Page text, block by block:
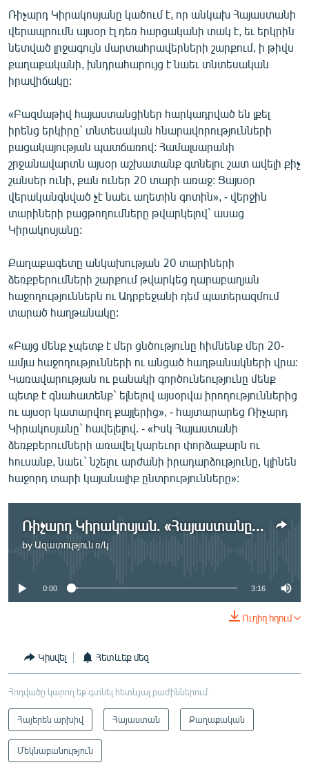
Ռիչարդ Կիրակոսյանը կածում է, որ անկախ Հայաստանի
վերապրումն այսօր էլ դեռ հարցականի տակ է, եւ երկրին
նետված լրջագույն մարտահրավերների շարքում, ի թիվս
քաղաքականի, խնդրահարույց է նաեւ տնտեսական
իրավիճակը:
«Բազմաթիվ հայաստանցիներ հարկադրված են լքել
իրենց երկիրը` տնտեսական հնարավորությունների
բացակայության պատճառով: Համալսարանի
շրջանավարտն այսօր աշխատանք գտնելու շատ ավելի քիչ
շանսեր ունի, քան ուներ 20 տարի առաջ: Ցայսօր
վերականգնված չէ նաեւ աղետին գոտին», - վերջին
տարիների բացթողումները թվարկելով` ասաց
Կիրակոսյանը:
Քաղաքագետը անկախության 20 տարիների
ձեռքբերումների շարքում թվարկեց ղարաբաղյան
հաջողություններն ու Ադրբեջանի դեմ պատերազմում
տարած հաղթանակը:
«Բայց մենք չպետք է մեր ցնծությունը հիմնենք մեր 20-
ամյա հաջողությունների ու անցած հաղթանակների վրա:
Կառավարության ու բանակի գործունեությունը մենք
պետք է գնահատենք` ելնելով այսօրվա իրողություններից
ու այսօր կատարվող քայլերից», - հայտարարեց Ռիչարդ
Կիրակոսյանը` հավելելով. - «Իսկ Հայաստանի
ձեռքբերումների առավել կարեւոր փորձաքարն ու
հուսանք, նաեւ` նշելու արժանի իրադարձությունը, կլինեն
հաջորդ տարի կայանալիք ընտրությունները»:
Ռիչարդ Կիրակոսյան. «Հայաստանը կախյալ է կոռուպցիայից»
by Ազատություն ռ/կ
No media source currently available
0:00 3:16
Ուղիղ հղում
Կիսվել Հետևեք մեզ
Հոդվածը կարող եք գտնել հետևյալ բաժիններում
Հայերեն արխիվ Հայաստան Քաղաքական
Մեկնաբանություն